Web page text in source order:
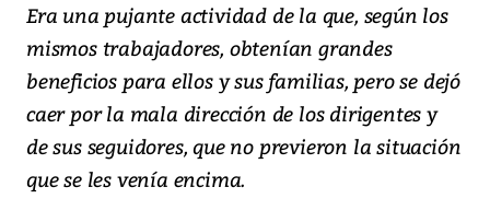
Era una pujante actividad de la que, según los
mismos trabajadores, obtenían grandes
beneficios para ellos y sus familias, pero se dejó
caer por la mala dirección de los dirigentes y
de sus seguidores, que no previeron la situación
que se les venía encima.